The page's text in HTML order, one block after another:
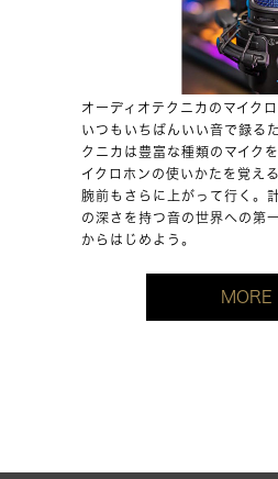
オーディオテクニカのマイク
いつもいちばんいい音で録る
クニカは豊富な種類のマイク
イクロホンの使いかたを覚え
腕前もさらに上がって行く。
の深さを持つ音の世界への第
からはじめよう。
MORE